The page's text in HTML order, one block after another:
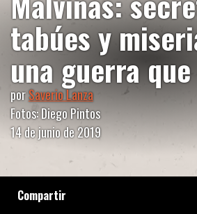
Compartir
tabúes y
una guerra
porSaverio Lanza
Fotos: Diego Pintos
14 de junio de 2019